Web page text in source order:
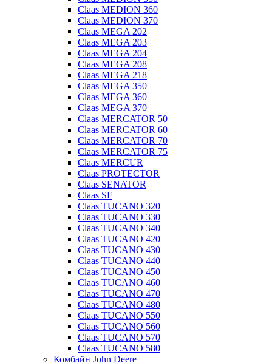
Claas MEDION 360
Claas MEDION 370
Claas MEGA 202
Claas MEGA 203
Claas MEGA 204
Claas MEGA 208
Claas MEGA 218
Claas MEGA 350
Claas MEGA 360
Claas MEGA 370
Claas MERCATOR 50
Claas MERCATOR 60
Claas MERCATOR 70
Claas MERCATOR 75
Claas MERCUR
Claas PROTECTOR
Claas SENATOR
Claas SF
Claas TUCANO 320
Claas TUCANO 330
Claas TUCANO 340
Claas TUCANO 420
Claas TUCANO 430
Claas TUCANO 440
Claas TUCANO 450
Claas TUCANO 460
Claas TUCANO 470
Claas TUCANO 480
Claas TUCANO 550
Claas TUCANO 560
Claas TUCANO 570
Claas TUCANO 580
Комбайн John Deere